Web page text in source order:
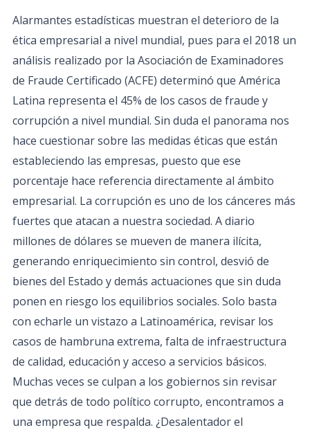
Alarmantes estadísticas muestran el deterioro de la
ética empresarial a nivel mundial, pues para el 2018 un
análisis realizado por la Asociación de Examinadores
de Fraude Certificado (ACFE) determinó que América
Latina representa el 45% de los casos de fraude y
corrupción a nivel mundial. Sin duda el panorama nos
hace cuestionar sobre las medidas éticas que están
estableciendo las empresas, puesto que ese
porcentaje hace referencia directamente al ámbito
empresarial. La corrupción es uno de los cánceres más
fuertes que atacan a nuestra sociedad. A diario
millones de dólares se mueven de manera ilícita,
generando enriquecimiento sin control, desvió de
bienes del Estado y demás actuaciones que sin duda
ponen en riesgo los equilibrios sociales. Solo basta
con echarle un vistazo a Latinoamérica, revisar los
casos de hambruna extrema, falta de infraestructura
de calidad, educación y acceso a servicios básicos.
Muchas veces se culpan a los gobiernos sin revisar
que detrás de todo político corrupto, encontramos a
una empresa que respalda. ¿Desalentador el